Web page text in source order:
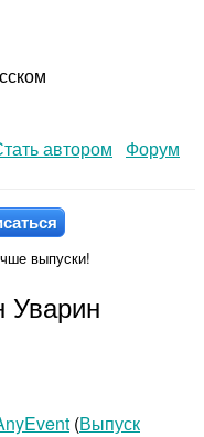
автором
Форум
выпуски!
Уварин
(Выпуск